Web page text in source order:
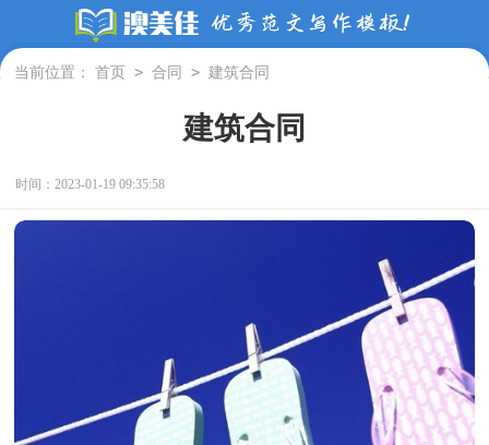
当前位置： 首页 > 合同 > 建筑合同
建筑合同
时间：2023-01-19 09:35:58